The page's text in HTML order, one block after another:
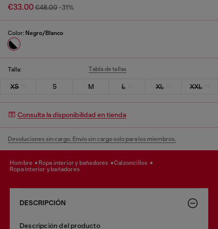
€33.00€48.00 -31%
Color: Negro/Blanco
Talla: Tabla de tallas
XS S M L XL XXL
Consulta la disponibilidad en tienda
Devoluciones sin cargo. Envío sin cargo solo para los miembros.
hombre ropa interior y bañadores
calzoncillos
ropa interior y bañadores
DESCRIPCIÓN
Descripción del producto